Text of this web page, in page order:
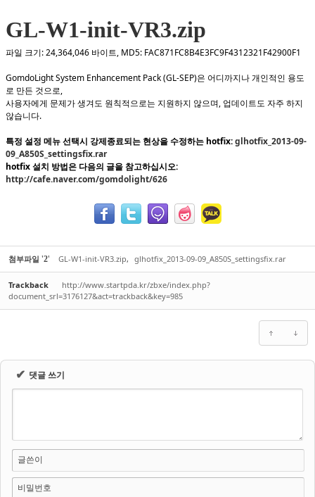
GL-W1-init-VR3.zip
파일 크기: 24,364,046 바이트, MD5: FAC871FC8B4E3FC9F4312321F42900F1
GomdoLight System Enhancement Pack (GL-SEP)은 어디까지나 개인적인 용도
로 만든 것으로,
사용자에게 문제가 생겨도 원칙적으로는 지원하지 않으며, 업데이트도 자주 하지
않습니다.
특정 설정 메뉴 선택시 강제종료되는 현상을 수정하는 hotfix:glhotfix_2013-09-
09_A850S_settingsfix.rar
hotfix 설치 방법은 다음의 글을 참고하십시오:
http://cafe.naver.com/gomdolight/626
첨부파일 '2' GL-W1-init-VR3.zip, glhotfix_2013-09-09_A850S_settingsfix.rar
Trackback
http://www.startpda.kr/zbxe/index.php?
document_srl=3176127&act=trackback&key=985
✔ 댓글 쓰기
글쓴이
비밀번호